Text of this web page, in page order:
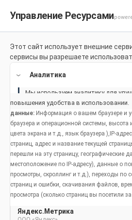
Для
Home Продукты
Управление Ресурсами
Этот сайт использует внешние
сервисы вы разрешаете
Аналитика
Мы используем аналитику для
повышения удобства в использовании.
данные: Информация о вашем браузере и
браузера и операционной системы, высота
цвета экрана и т.д., язык браузера ),IP-
страниц, адрес и название текущей
перешли на эту страницу, географические
местоположение по IP-адресу), данные о
просмотры, скроллинг и т.д.), переходы по
страниц и ошибки, скачивания файлов,
просмотра (сколько страниц вы посетили
Яндекс.Метрика